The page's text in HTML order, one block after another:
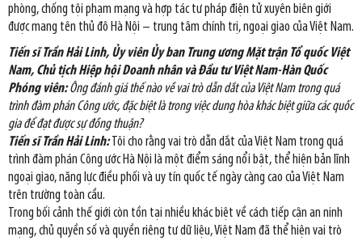
phòng, chống tội phạm mạng và hợp tác tư pháp điện tử xuyên biên giới
được mang tên thủ đô Hà Nội – trung tâm chính trị, ngoại giao của Việt Nam.
Tiến sĩ Trần Hải Linh, Ủy viên Ủy ban Trung ương Mặt trận Tổ quốc Việt
Nam, Chủ tịch Hiệp hội Doanh nhân và Đầu tư Việt Nam-Hàn Quốc
Phóng viên:Ông đánh giá thế nào về vai trò dẫn dắt của Việt Nam trong quá
trình đàm phán Công ước, đặc biệt là trong việc dung hòa khác biệt giữa các quốc
gia để đạt được sự đồng thuận?
Tiến sĩ Trần Hải Linh:Tôi cho rằng vai trò dẫn dắt của Việt Nam trong quá
trình đàm phán Công ước Hà Nội là một điểm sáng nổi bật, thể hiện bản lĩnh
ngoại giao, năng lực điều phối và uy tín quốc tế ngày càng cao của Việt Nam
trên trường toàn cầu.
Trong bối cảnh thế giới còn tồn tại nhiều khác biệt về cách tiếp cận an ninh
mạng, chủ quyền số và quyền riêng tư dữ liệu, Việt Nam đã thể hiện vai trò